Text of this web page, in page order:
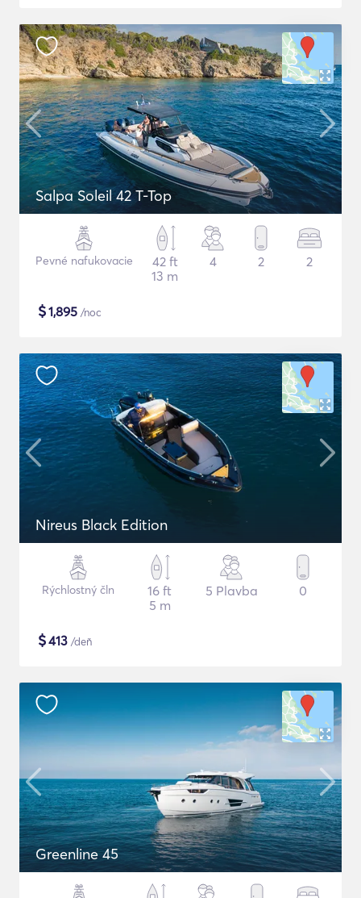
Salpa Soleil 42 T-Top
Pevné nafukovacie
42 ft
13 m
4 2 2
$1,895 /noc
Nireus Black Edition
Rýchlostný čln
16 ft
5 m
5 Plavba 0
$413 /deň
Greenline 45